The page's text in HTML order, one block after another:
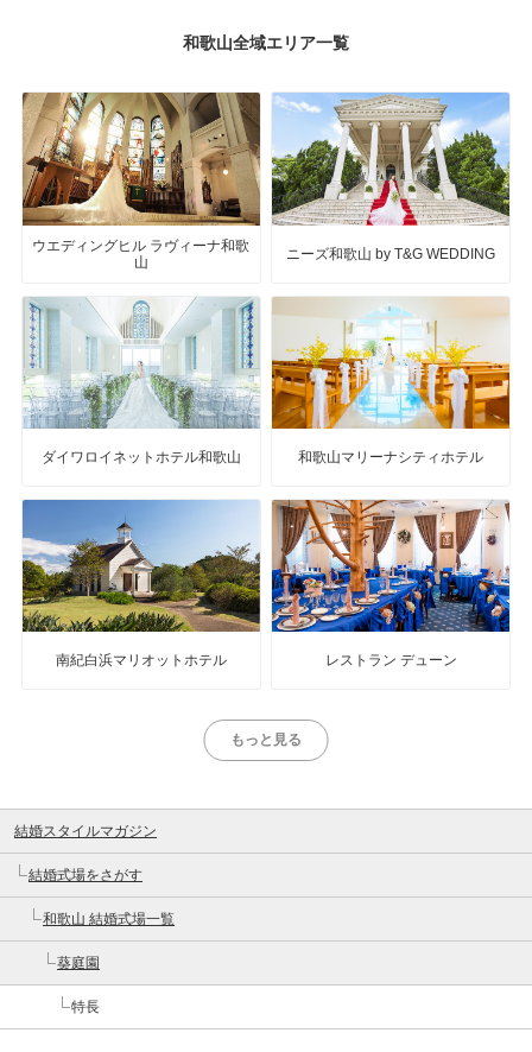
和歌山全域エリア一覧
ウエディングヒル ラヴィーナ和歌
山
ニーズ和歌山 by T&G WEDDING
ダイワロイネットホテル和歌山 和歌山マリーナシティホテル
南紀白浜マリオットホテル レストラン デューン
もっと見る
結婚スタイルマガジン
結婚式場をさがす
和歌山 結婚式場一覧
葵庭園
特長